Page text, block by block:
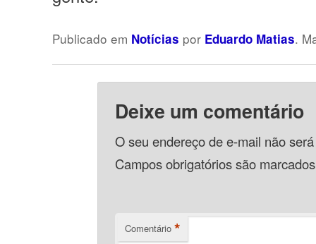
Publicado em Notícias por Eduardo Matias.
Deixe um comentário
O seu endereço de e-mail não
Campos obrigatórios são
Comentário *